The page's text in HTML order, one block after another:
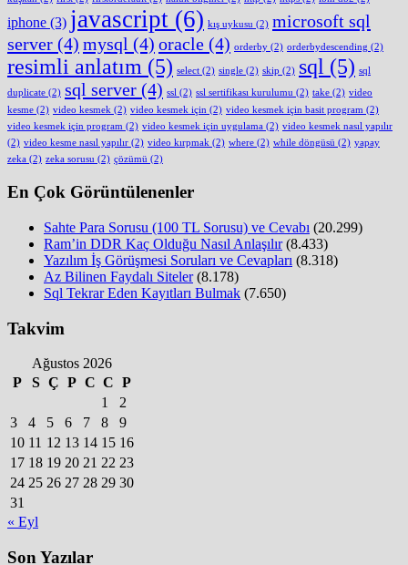
iphone (3) javascript (6) kış uykusu (2) microsoft sql
server (4) mysql (4) oracle (4) orderby (2) orderbydescending (2)
resimli anlatım (5) select (2) single (2) skip (2) sql (5) sql
duplicate (2) sql server (4) ssl (2) ssl sertifikası kurulumu (2) take (2) video
kesme (2) video kesmek (2) video kesmek için (2) video kesmek için basit program (2)
video kesmek için program (2) video kesmek için uygulama (2) video kesmek nasıl yapılır
(2) video kesme nasıl yapılır (2) video kırpmak (2) where (2) while döngüsü (2) yapay
zeka (2) zeka sorusu (2) çözümü (2)
En Çok Görüntülenenler
Sahte Para Sorusu (100 TL Sorusu) ve Cevabı (20.299)
Ram’in DDR Kaç Olduğu Nasıl Anlaşılır (8.433)
Yazılım İş Görüşmesi Soruları ve Cevapları (8.318)
Az Bilinen Faydalı Siteler (8.178)
Sql Tekrar Eden Kayıtları Bulmak (7.650)
Takvim
Ağustos 2026
P
S Ç P C C P
1
2
3
4 5 6 7 8
9
10 11 12 13 14 15 16
17 18 19 20 21 22 23
24 25 26 27 28 29 30
31
« Eyl
Son Yazılar